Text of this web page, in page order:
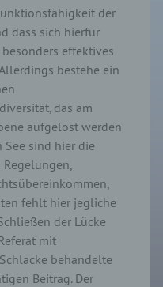
der
dass sich hierfür
effektives
bestehe ein
das am
aufgelöst werden
See sind hier die
fehlt hier jegliche
der Lücke
mit
behandelte
Beitrag. Der